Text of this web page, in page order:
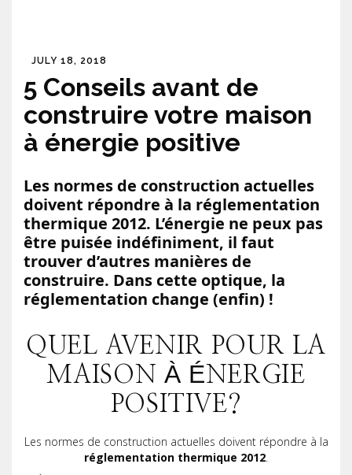
JULY 18, 2018
5 Conseils avant de
construire votre maison
à énergie positive
Les normes de construction actuelles
doivent répondre à la réglementation
thermique 2012. L’énergie ne peux pas
être puisée indéfiniment, il faut
trouver d’autres manières de
construire. Dans cette optique, la
réglementation change (enfin) !
QUEL AVENIR POUR LA
MAISON À ÉNERGIE
POSITIVE?
Les normes de construction actuelles doivent répondre à la
réglementation thermique 2012.